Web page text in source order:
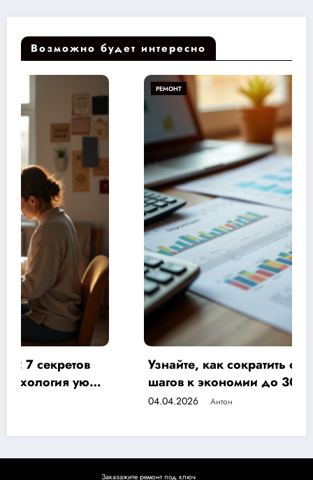
Возможно будет интересно
Узнайте, как сократить смету на ремонт: 7
шагов к экономии до 30% и контролю
Заказажите ремонт под ключ